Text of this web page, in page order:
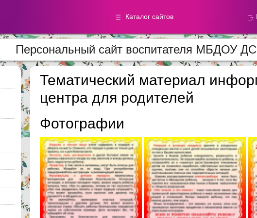
Каталог сайтов
Метод.
материалы
Добавлено — 59868
Галереи
фотографий
Добавлено — 39050
Персональный сайт воспитателя МБДОУ
Тематический материал
центра для родителей
Фотографии